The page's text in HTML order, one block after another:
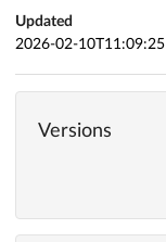
Updated
2026-02-10T11:09:25
Versions